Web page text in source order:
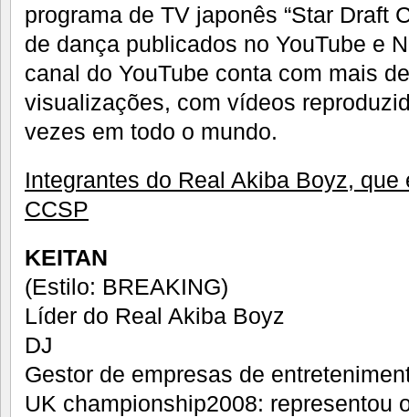
programa de TV japonês “Star Draft
de dança publicados no YouTube e
canal do YouTube conta com mais
visualizações, com vídeos
vezes em todo o mundo.
Integrantes do Real Akiba Boyz,
CCSP
KEITAN
(Estilo: BREAKING)
Líder do Real Akiba Boyz
DJ
Gestor de empresas de
UK championship2008: representou